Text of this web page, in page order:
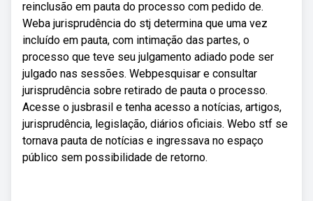
reinclusão em pauta do processo com pedido de.
Weba jurisprudência do stj determina que uma vez
incluído em pauta, com intimação das partes, o
processo que teve seu julgamento adiado pode ser
julgado nas sessões. Webpesquisar e consultar
jurisprudência sobre retirado de pauta o processo.
Acesse o jusbrasil e tenha acesso a notícias, artigos,
jurisprudência, legislação, diários oficiais. Webo stf se
tornava pauta de notícias e ingressava no espaço
público sem possibilidade de retorno.